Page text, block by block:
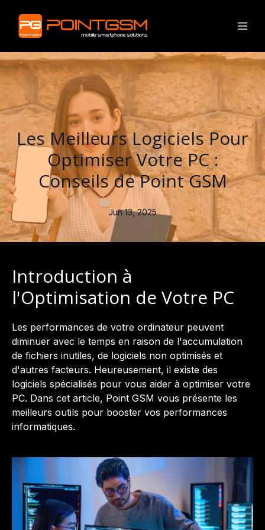
Les Meilleurs Logiciels Pour
Optimiser Votre PC :
Conseils de Point GSM
Jun 13, 2025
Introduction à
l'Optimisation de Votre PC
Les performances de votre ordinateur peuvent
diminuer avec le temps en raison de l'accumulation
de fichiers inutiles, de logiciels non optimisés et
d'autres facteurs. Heureusement, il existe des
logiciels spécialisés pour vous aider à optimiser votre
PC. Dans cet article, Point GSM vous présente les
meilleurs outils pour booster vos performances
informatiques.